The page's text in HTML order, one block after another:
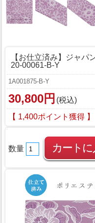
【お仕立済み】ジャパ
20-00061-B-Y
1A001875-B-Y
30,800円 (税込)
【 1,400ポイント獲得 】
数量